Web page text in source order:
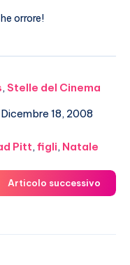
orrore!
, Stelle del Cinema
Dicembre 18, 2008
Pitt, figli, Natale
Articolo successivo